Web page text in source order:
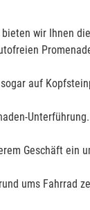
wir Ihnen
auf
Geschäft ein
ums Fahrrad